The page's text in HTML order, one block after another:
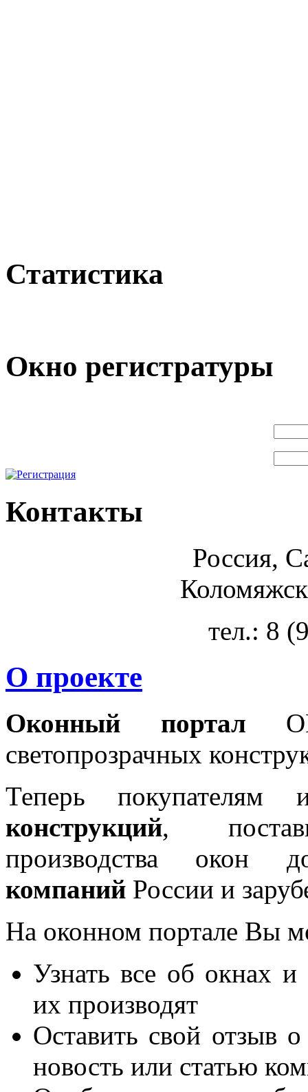
Статистика
Окно регистратуры
Контакты
Россия,
тел.: 8
О проекте
Оконный портал
светопрозрачных
Теперь покупателям
конструкций,
производства окон
компаний России и
На оконном портале Вы
Узнать все об окнах и
их производят
Оставить свой отзыв
новость или статью